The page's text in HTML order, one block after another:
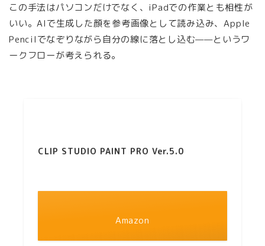
この手法はパソコンだけでなく、iPadでの作業とも相性が
いい。AIで生成した顔を参考画像として読み込み、Apple
Pencilでなぞりながら自分の線に落とし込む——というワ
ークフローが考えられる。
CLIP STUDIO PAINT PRO Ver.5.0
Amazon